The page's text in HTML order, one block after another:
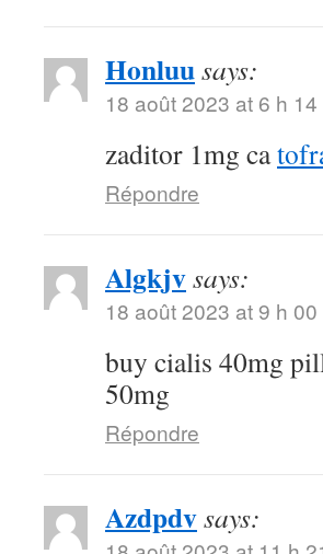
Honluusays:
18 août 2023 at 6 h 14
zaditor 1mg ca
Répondre
Algkjvsays:
18 août 2023 at 9 h 00
buy cialis 40mg
50mg
Répondre
Azdpdvsays: